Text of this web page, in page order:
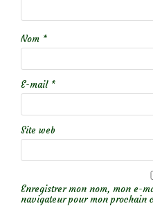
Nom *
E-mail *
Site web
Enregistrer mon nom, mon e-
navigateur pour mon prochain